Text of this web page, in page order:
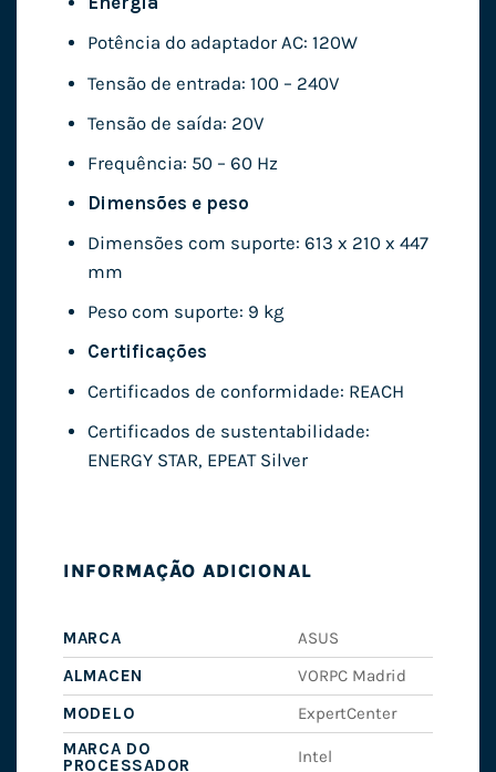
Potência do adaptador AC: 120W
Tensão de entrada: 100 – 240V
Tensão de saída: 20V
Frequência: 50 – 60 Hz
Dimensões e peso
Dimensões com suporte: 613 x 210 x 447
mm
Peso com suporte: 9 kg
Certificações
Certificados de conformidade: REACH
Certificados de sustentabilidade:
ENERGY STAR, EPEAT Silver
INFORMAÇÃO ADICIONAL
MARCA
ASUS
ALMACEN
VORPC Madrid
MODELO
ExpertCenter
MARCA DO
PROCESSADOR
Intel